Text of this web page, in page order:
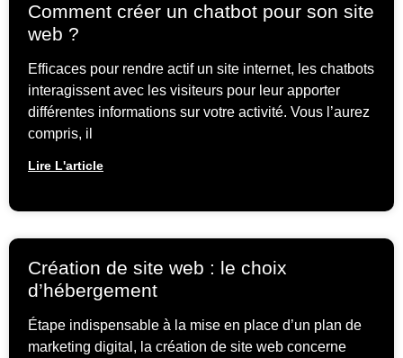
Comment créer un chatbot pour son site
web ?
Efficaces pour rendre actif un site internet, les chatbots
interagissent avec les visiteurs pour leur apporter
différentes informations sur votre activité. Vous l’aurez
compris, il
Lire L'article
Création de site web : le choix
d’hébergement
Étape indispensable à la mise en place d’un plan de
marketing digital, la création de site web concerne